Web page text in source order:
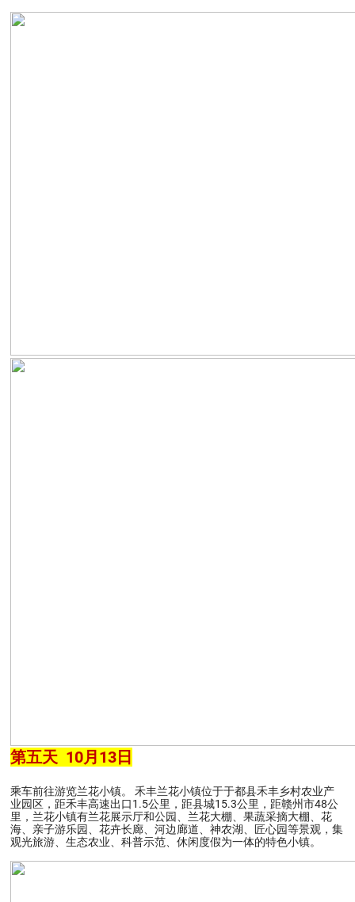
第五天 10月13日
乘车前往游览兰花小镇。 禾丰兰花小镇位于于都县禾丰乡村农业产
业园区，距禾丰高速出口1.5公里，距县城15.3公里，距赣州市48公
里，兰花小镇有兰花展示厅和公园、兰花大棚、果蔬采摘大棚、花
海、亲子游乐园、花卉长廊、河边廊道、神农湖、匠心园等景观，集
观光旅游、生态农业、科普示范、休闲度假为一体的特色小镇。